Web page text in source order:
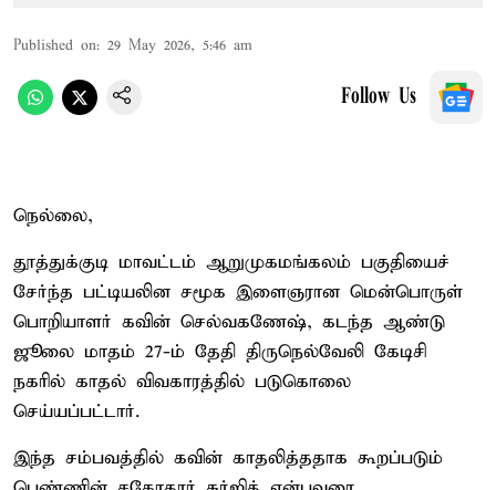
Published on: 29 May 2026, 5:46 am
Follow Us
நெல்லை,
தூத்துக்குடி மாவட்டம் ஆறுமுகமங்கலம் பகுதியைச்
சேர்ந்த பட்டியலின சமூக இளைஞரான மென்பொருள்
பொறியாளர் கவின் செல்வகணேஷ், கடந்த ஆண்டு
ஜூலை மாதம் 27-ம் தேதி திருநெல்வேலி கேடிசி
நகரில் காதல் விவகாரத்தில் படுகொலை
செய்யப்பட்டார்.
இந்த சம்பவத்தில் கவின் காதலித்ததாக கூறப்படும்